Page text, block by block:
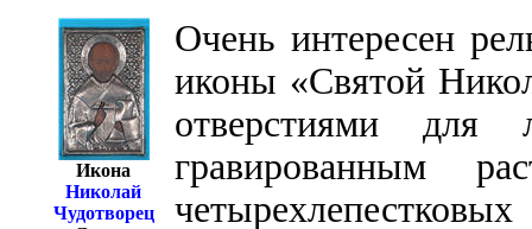
Икона
Николай
Чудотворец
Очень интересен
иконы «Святой
отверстиями
гравированным